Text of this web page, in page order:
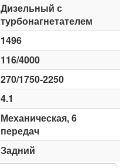
Дизельный с
турбонагнетателем
1496
116/4000
270/1750-2250
4.1
Механическая, 6
передач
Задний